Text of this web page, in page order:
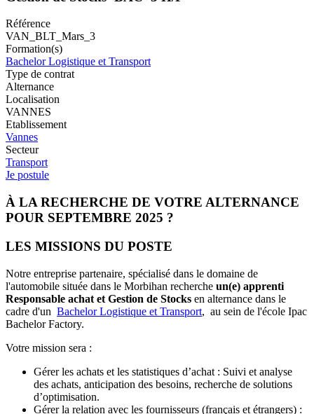
Référence
VAN_BLT_Mars_3
Formation(s)
Bachelor Logistique et Transport
Type de contrat
Alternance
Localisation
VANNES
Etablissement
Vannes
Secteur
Transport
Je postule
À LA RECHERCHE DE VOTRE ALTERNANCE
POUR SEPTEMBRE 2025 ?
LES MISSIONS DU POSTE
Notre entreprise partenaire, spécialisé dans le domaine de
l'automobile située dans le Morbihan recherche un(e) apprenti
Responsable achat et Gestion de Stocks en alternance dans le
cadre d'un Bachelor Logistique et Transport, au sein de l'école Ipac
Bachelor Factory.
Votre mission sera :
Gérer les achats et les statistiques d’achat : Suivi et analyse
des achats, anticipation des besoins, recherche de solutions
d’optimisation.
Gérer la relation avec les fournisseurs (français et étrangers) :